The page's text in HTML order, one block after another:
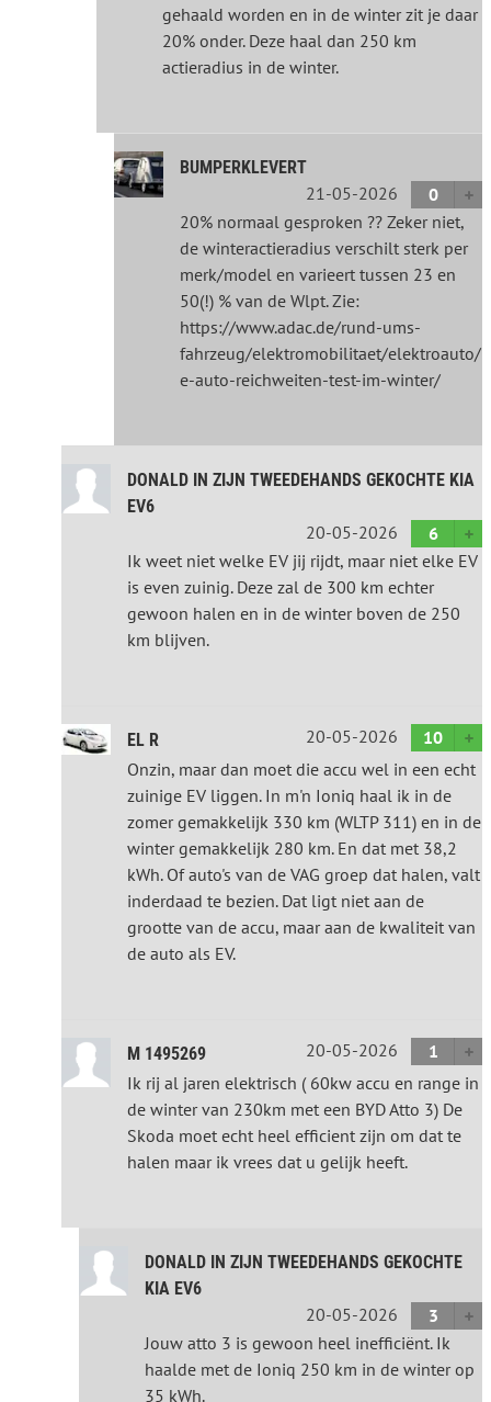
gehaald worden en in de winter zit je daar
20% onder. Deze haal dan 250 km
actieradius in de winter.
BUMPERKLEVERT
21-05-2026
0
20% normaal gesproken ?? Zeker niet,
de winteractieradius verschilt sterk per
merk/model en varieert tussen 23 en
50(!) % van de Wlpt. Zie:
https://www.adac.de/rund-ums-
fahrzeug/elektromobilitaet/elektroauto/
e-auto-reichweiten-test-im-winter/
DONALD IN ZIJN TWEEDEHANDS GEKOCHTE KIA
EV6
20-05-2026
6
Ik weet niet welke EV jij rijdt, maar niet elke EV
is even zuinig. Deze zal de 300 km echter
gewoon halen en in de winter boven de 250
km blijven.
EL R 20-05-2026
10
Onzin, maar dan moet die accu wel in een echt
zuinige EV liggen. In m'n Ioniq haal ik in de
zomer gemakkelijk 330 km (WLTP 311) en in de
winter gemakkelijk 280 km. En dat met 38,2
kWh. Of auto's van de VAG groep dat halen, valt
inderdaad te bezien. Dat ligt niet aan de
grootte van de accu, maar aan de kwaliteit van
de auto als EV.
M 1495269 20-05-2026
1
Ik rij al jaren elektrisch ( 60kw accu en range in
de winter van 230km met een BYD Atto 3) De
Skoda moet echt heel efficient zijn om dat te
halen maar ik vrees dat u gelijk heeft.
DONALD IN ZIJN TWEEDEHANDS GEKOCHTE
KIA EV6
20-05-2026
3
Jouw atto 3 is gewoon heel inefficiënt. Ik
haalde met de Ioniq 250 km in de winter op
35 kWh.